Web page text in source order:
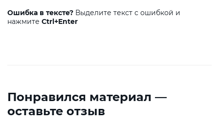
Ошибка в тексте? Выделите текст с ошибкой и
нажмите Ctrl+Enter
Понравился материал —
оставьте отзыв